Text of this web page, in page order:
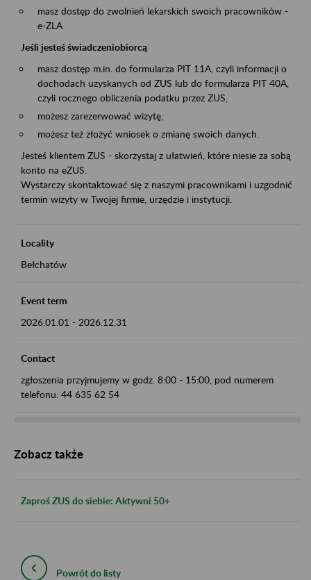
masz dostęp do zwolnień lekarskich swoich pracowników -
e-ZLA
Jeśli jesteś świadczeniobiorcą
masz dostęp m.in. do formularza PIT 11A, czyli informacji o
dochodach uzyskanych od ZUS lub do formularza PIT 40A,
czyli rocznego obliczenia podatku przez ZUS,
możesz zarezerwować wizytę,
możesz też złożyć wniosek o zmianę swoich danych.
Jesteś klientem ZUS - skorzystaj z ułatwień, które niesie za sobą
konto na eZUS.
Wystarczy skontaktować się z naszymi pracownikami i uzgodnić
termin wizyty w Twojej firmie, urzędzie i instytucji.
Locality
Bełchatów
Event term
2026.01.01 - 2026.12.31
Contact
zgłoszenia przyjmujemy w godz. 8:00 - 15:00, pod numerem
telefonu: 44 635 62 54
Zobacz także
Zaproś ZUS do siebie: Aktywni 50+
Powrót do listy